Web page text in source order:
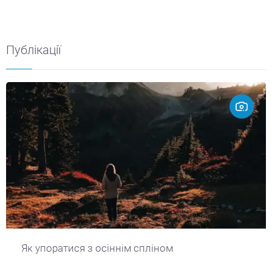
Публікації
Як упоратися з осіннім спліном